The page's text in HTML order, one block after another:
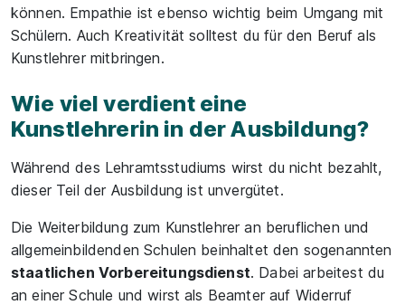
können. Empathie ist ebenso wichtig beim Umgang mit
Schülern. Auch Kreativität solltest du für den Beruf als
Kunstlehrer mitbringen.
Wie viel verdient eine
Kunstlehrerin in der Ausbildung?
Während des Lehramtsstudiums wirst du nicht bezahlt,
dieser Teil der Ausbildung ist unvergütet.
Die Weiterbildung zum Kunstlehrer an beruflichen und
allgemeinbildenden Schulen beinhaltet den sogenannten
staatlichen Vorbereitungsdienst. Dabei arbeitest du
an einer Schule und wirst als Beamter auf Widerruf